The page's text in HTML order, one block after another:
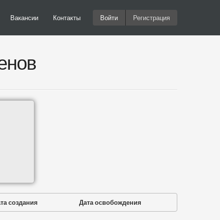
Вакансии Контакты Войти Регистрация
создания Дата освобождения